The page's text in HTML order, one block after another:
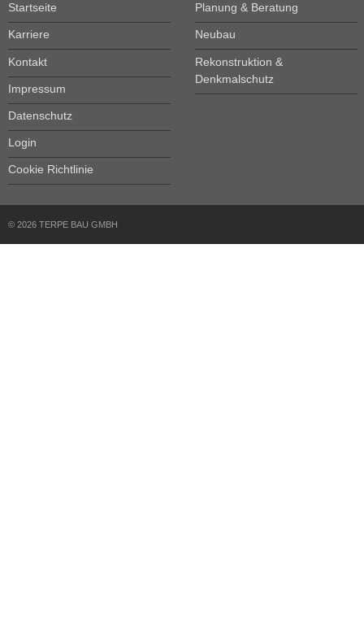
Startseite
Karriere
Kontakt
Impressum
Datenschutz
Login
Cookie Richtlinie
Planung & Beratung
Neubau
Rekonstruktion &
Denkmalschutz
© 2026 TERPE BAU GMBH